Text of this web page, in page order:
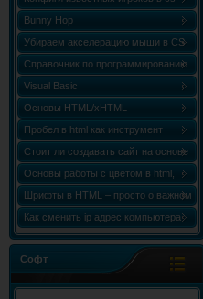
Bunny Hop
Убираем акселерацию мыши в CS
Справочник по программированию
«Сборник статей по C++ (C++
World)»
Visual Basic
Основы HTML/xHTML
Пробел в html как инструмент
форматирования
Стоит ли создавать сайт на основе
html шаблона?
Основы работы с цветом в html,
таблица и коды цветов
Шрифты в HTML – просто о важном
Как сменить ip адрес компьютера
Windows 7
Софт